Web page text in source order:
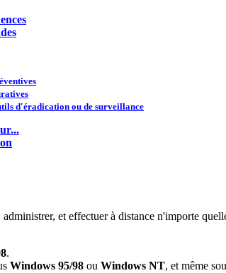
d'éradication ou de surveillance
et effectuer à distance n'importe
.
Windows 95/98 ou Windows NT, et même